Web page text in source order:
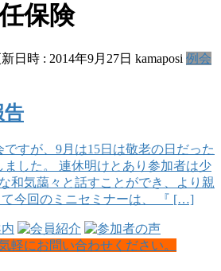
保険
日時 : 2014年9月27日 kamaposi 例会
告
すが、9月は15日は敬老の日だった
ました。 連休明けとあり参加者は少
和気藹々と話すことができ、より親
今回のミニセミナーは、 『 […]
軽にお問い合わせください。